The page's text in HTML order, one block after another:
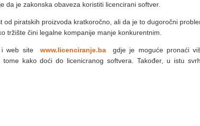
da je zakonska obaveza koristiti licencirani softver.
od piratskih proizvoda kratkoročno, ali da je to dugoročni
tržište čini legalne kompanije manje konkurentnim.
i web site www.licenciranje.bagdje je moguće pronaći
kako doći do licenicranog softvera. Također, u istu